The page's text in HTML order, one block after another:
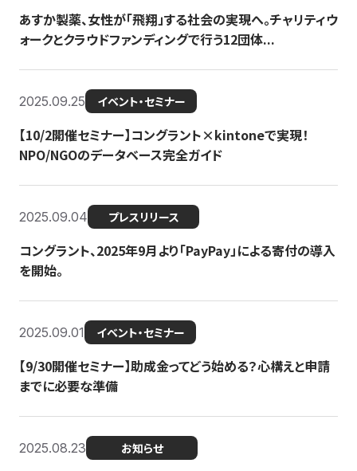
あすか製薬、女性が「飛翔」する社会の実現へ。チャリティウ
ォークとクラウドファンディングで行う12団体...
2025.09.25 イベント・セミナー
【10/2開催セミナー】コングラント×kintoneで実現！
NPO/NGOのデータベース完全ガイド
2025.09.04 プレスリリース
コングラント、2025年9月より「PayPay」による寄付の導入
を開始。
2025.09.01 イベント・セミナー
【9/30開催セミナー】助成金ってどう始める？心構えと申請
までに必要な準備
2025.08.23 お知らせ